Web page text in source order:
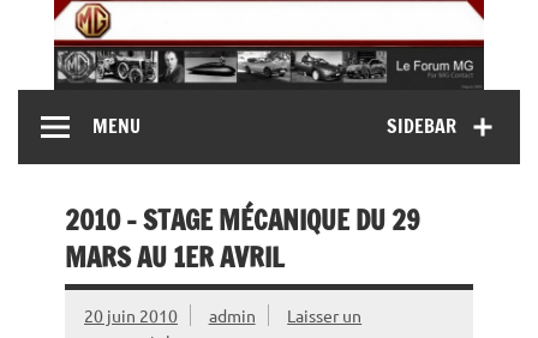
content
MG Contact
MG B, MG F, MG A, Midget…)SIDEBAR
MENU
2010 – STAGE MÉCANIQUE DU 29
MARS AU 1ER AVRIL
20 juin 2010 admin
Laisser un